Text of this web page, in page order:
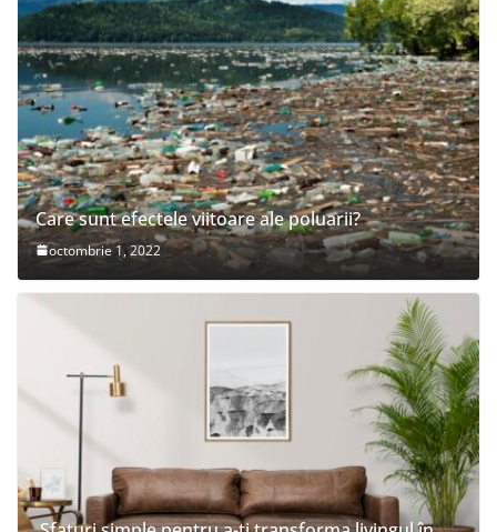
Care sunt efectele viitoare ale poluarii?
octombrie 1, 2022